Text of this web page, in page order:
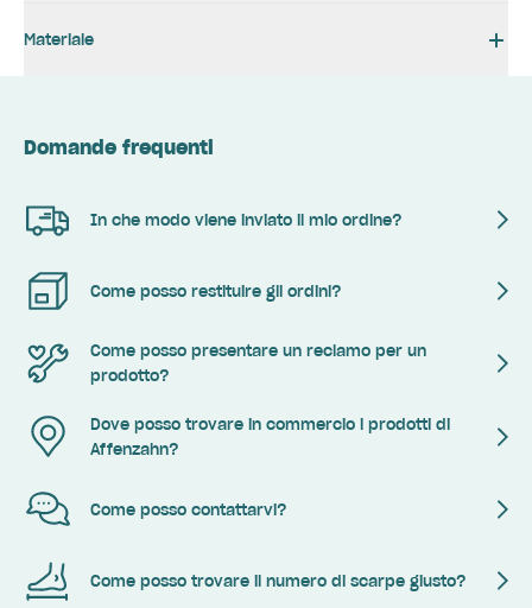
Materiale
Domande frequenti
In che modo viene inviato il mio ordine?
Come posso restituire gli ordini?
Come posso presentare un reclamo per un
prodotto?
Dove posso trovare in commercio i prodotti di
Affenzahn?
Come posso contattarvi?
Come posso trovare il numero di scarpe giusto?